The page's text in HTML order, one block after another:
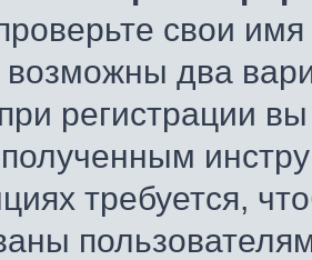
свои
возможны два
регистрации
требуется,